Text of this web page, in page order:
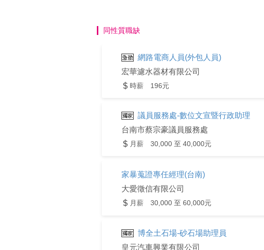
同性質職缺
網路電商人員(外包人員)
宏華濾水器材有限公司
時薪 196元
議員服務處-數位文宣暨行政助理
台南市蔡宗豪議員服務處
月薪 30,000 至 40,000元
家暴蒐證專任經理(台南)
大愛徵信有限公司
月薪 30,000 至 60,000元
博全土石場-砂石場助理員
皇元汽車興業有限公司